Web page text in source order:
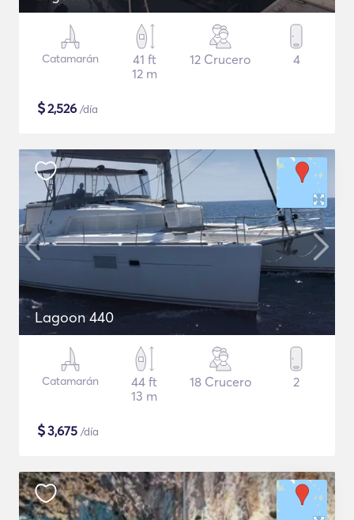
Catamarán
41 ft
12 m
12 Crucero 4
$2,526 /día
Lagoon 440
Catamarán
44 ft
13 m
18 Crucero 2
$3,675 /día